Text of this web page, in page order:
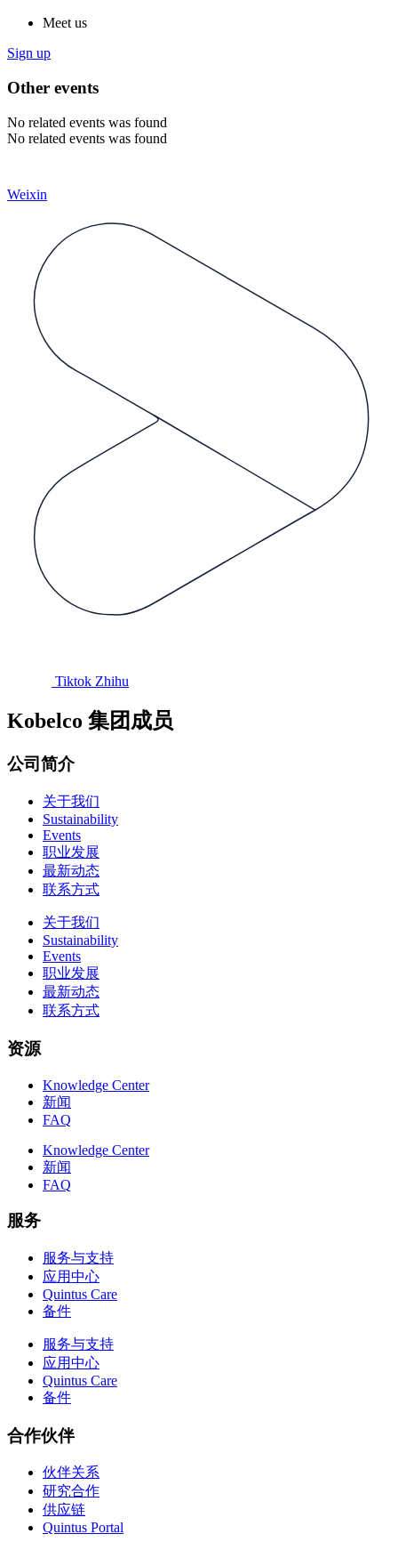
Meet us
Sign up
Other events
No related events was found
No related events was found
Weixin
Tiktok Zhihu
Kobelco 集团成员
公司简介
关于我们
Sustainability
Events
职业发展
最新动态
联系方式
关于我们
Sustainability
Events
职业发展
最新动态
联系方式
资源
Knowledge Center
新闻
FAQ
Knowledge Center
新闻
FAQ
服务
服务与支持
应用中心
Quintus Care
备件
服务与支持
应用中心
Quintus Care
备件
合作伙伴
伙伴关系
研究合作
供应链
Quintus Portal